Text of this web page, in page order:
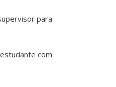
para
com